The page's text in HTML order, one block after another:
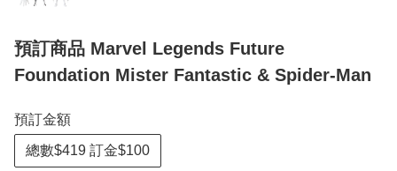
預訂商品 Marvel Legends Future
Foundation Mister Fantastic & Spider-Man
預訂金額
總數$419 訂金$100